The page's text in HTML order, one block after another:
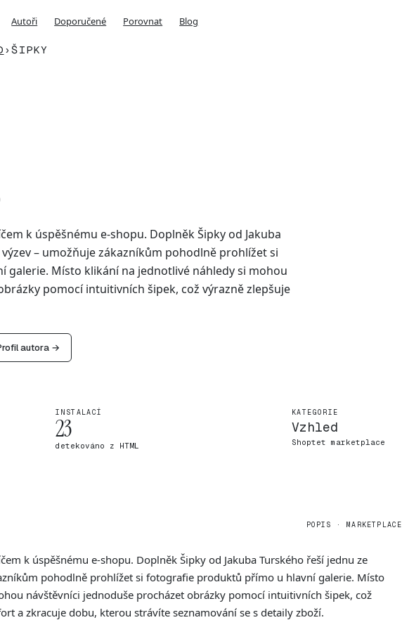
Autoři Doporučené Porovnat Blog
› ŠIPKY
k úspěšnému e-shopu. Doplněk Šipky od Jakuba
– umožňuje zákazníkům pohodlně prohlížet si
Místo klikání na jednotlivé náhledy si mohou
pomocí intuitivních šipek, což výrazně zlepšuje
autora →
INSTALACÍ
23
detekováno z HTML
KATEGORIE
Vzhled
Shoptet marketplace
POPIS · MARKETPLACE
k úspěšnému e-shopu. Doplněk Šipky od Jakuba Turského řeší jednu ze
pohodlně prohlížet si fotografie produktů přímo u hlavní galerie. Místo
návštěvníci jednoduše procházet obrázky pomocí intuitivních šipek, což
a zkracuje dobu, kterou strávíte seznamování se s detaily zboží.